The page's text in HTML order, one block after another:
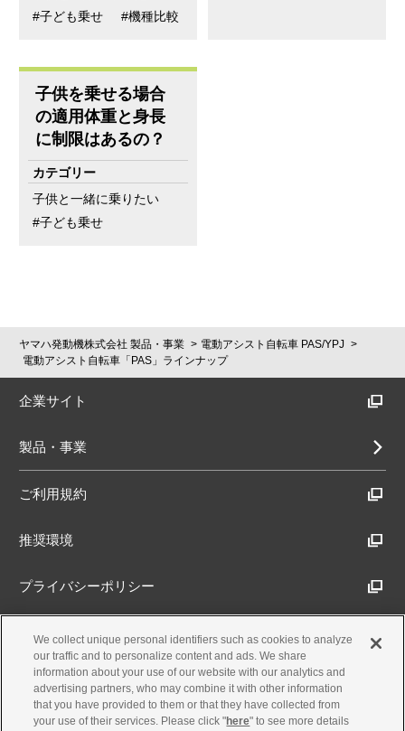
子ども乗せ
機種比較
子供を乗せる場合
の適用体重と身長
に制限はあるの？
子供と一緒に乗りたい
子ども乗せ
ヤマハ発動機株式会社 製品・事業
電動アシスト自転車 PAS/YPJ
電動アシスト自転車「PAS」ラインナップ
企業サイト
製品・事業
ご利用規約
推奨環境
プライバシーポリシー
Cookieポリシー
アクセシビリティ方針
We collect unique personal identifiers such as cookies to analyze
our traffic and to personalize content and ads. We share
information about your use of our website with our analytics and
advertising partners, who may combine it with other information
that you have provided to them or that they have collected from
your use of their services. Please click "here" to see more details